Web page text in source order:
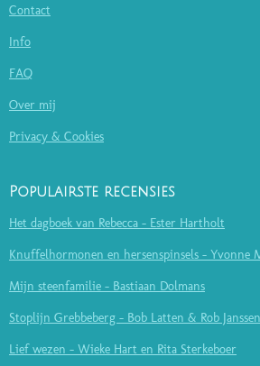
Contact
Info
FAQ
Over mij
Privacy & Cookies
Populairste recensies
Het dagboek van Rebecca - Ester Hartholt
Knuffelhormonen en hersenspinsels - Yvonne
Mijn steenfamilie - Bastiaan Dolmans
Stoplijn Grebbeberg - Bob Latten & Rob Janssen
Lief wezen - Wieke Hart en Rita Sterkeboer